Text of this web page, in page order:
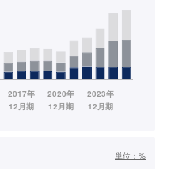
単位： %